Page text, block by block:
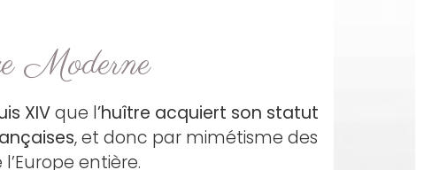
Moderne
XIVque l’huître acquiert son statut
, et donc par mimétisme des
entière.